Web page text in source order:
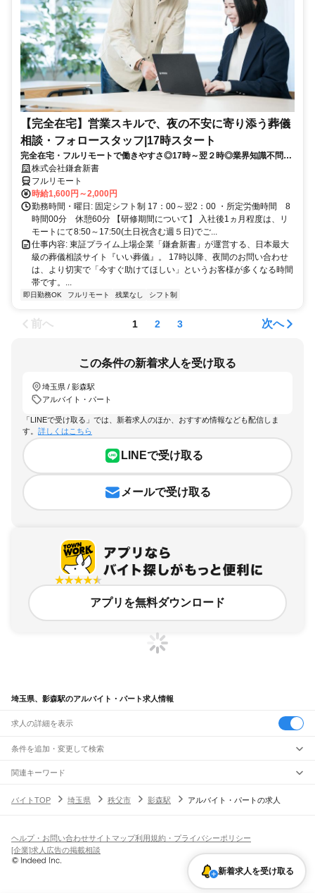
【完全在宅】営業スキルで、夜の不安に寄り添う葬儀
相談・フォロースタッフ|17時スタート
完全在宅・フルリモートで働きやすさ◎17時～翌２時◎業界知識不問・
基礎から学べる充実研修◎平日休みありの完全週休2日制で充実のワー
クライフバランス◎
株式会社鎌倉新書
フルリモート
時給1,600円～2,000円
勤務時間・曜日: 固定シフト制 17：00～翌2：00 ・所定労働時間 8
時間00分 休憩60分 【研修期間について】 入社後1ヵ月程度は、リ
モートにて8:50～17:50(土日祝含む週５日)でご...
仕事内容: 東証プライム上場企業「鎌倉新書」が運営する、日本最大
級の葬儀相談サイト『いい葬儀』。 17時以降、夜間のお問い合わせ
は、より切実で「今すぐ助けてほしい」というお客様が多くなる時間
帯です。...
即日勤務OK フルリモート 残業なし シフト制
前へ 1 2 3 次へ
この条件の新着求人を受け取る
埼玉県 / 影森駅
アルバイト・パート
「LINEで受け取る」では、新着求人のほか、おすすめ情報なども配信しま
す。 詳しくはこちら
LINEで受け取る
メールで受け取る
アプリを無料ダウンロード
埼玉県、影森駅のアルバイト・パート求人情報
求人の詳細を表示
条件を追加・変更して検索
市区町村を追加・変更
埼玉県すべて
川越市熊谷市川口市行田市秩父市所沢市飯能市加須市本庄市東松山市
春日部市狭山市羽生市 草加市越谷市蕨市戸田市入間市
北本市 八潮市富士見市 三郷市蓮田市
ふじみ野市 白岡市
駅を追加・変更
東所沢駅新座駅 北朝霞駅 西浦和駅武蔵浦和駅南浦和駅 東浦和駅
越谷レイクタウン駅吉川駅
JR八高線(八王子～高麗川)
飲食・フードサービス
飲食・フードサービス
ホールスタッフ
皿洗い・洗い場精肉・鮮魚加工
バー（BAR）・バーテンダー
飲食店（店長・マネージャー）
特徴を追加・変更
人気
髪型・髪色自由ひげOKネイルOK
留学生・外国人活躍中
関連キーワード
バイトTOP
埼玉県 秩父市 影森駅 アルバイト・パートの求人
新着求人を受け取る
ヘルプ・お問い合わせサイトマップ利用規約・プライバシーポリシー
[企業]求人広告の掲載相談